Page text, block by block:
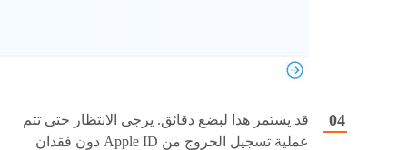
قد يستمر هذا لبضع دقائق. يرجى الانتظار حتى تتم
عملية تسجيل الخروج من Apple ID دون فقدان